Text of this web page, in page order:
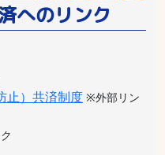
へのリンク
止）共済制度 ※外部リン